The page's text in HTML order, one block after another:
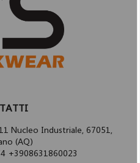
Nucleo Industriale, 67051,
(AQ)
+3908631860023